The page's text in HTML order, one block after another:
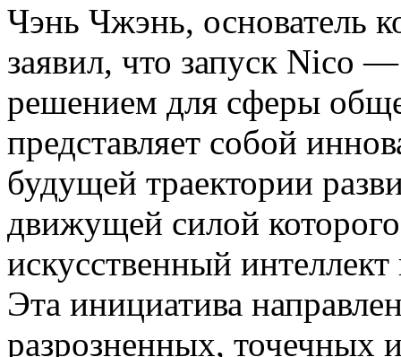
Чэнь Чжэнь, основатель
заявил, что запуск Nico
решением для сферы
представляет собой
будущей траектории
движущей силой
искусственный
Эта инициатива
разрозненных, точечных